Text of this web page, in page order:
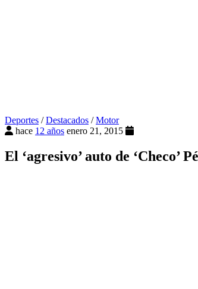
Deportes /Destacados /Motor
hace 12 años enero 21, 2015
El ‘agresivo’ auto de ‘Checo’